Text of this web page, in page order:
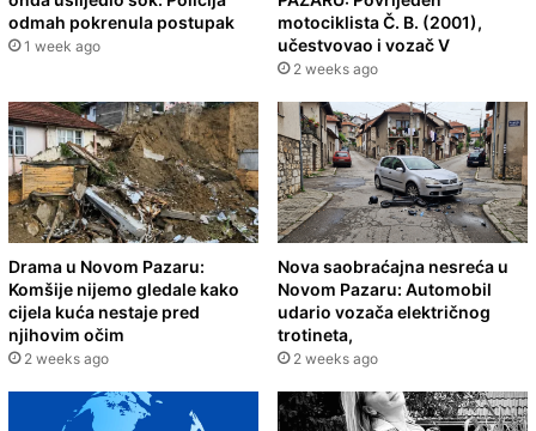
odmah pokrenula postupak
1 week ago
motociklista Č. B. (2001),
učestvovao i vozač V
2 weeks ago
Drama u Novom Pazaru:
Komšije nijemo gledale kako
cijela kuća nestaje pred
njihovim očim
2 weeks ago
Nova saobraćajna nesreća u
Novom Pazaru: Automobil
udario vozača električnog
trotineta,
2 weeks ago